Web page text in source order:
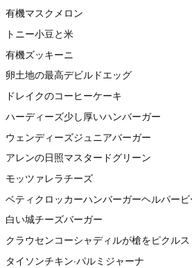
有機マスクメロン
トニー小豆と米
有機ズッキーニ
卵土地の最高デビルドエッグ
ドレイクのコーヒーケーキ
ハーディーズ少し厚いハンバーガー
ウェンディーズジュニアバーガー
アレンの日照マスタードグリーン
モッツァレラチーズ
ベティクロッカーハンバーガーヘルパー
白い城チーズバーガー
クラウセンコーシャディルが槍をピクルス
タイソンチキン·パルミジャーナ